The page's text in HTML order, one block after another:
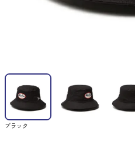
ブラック